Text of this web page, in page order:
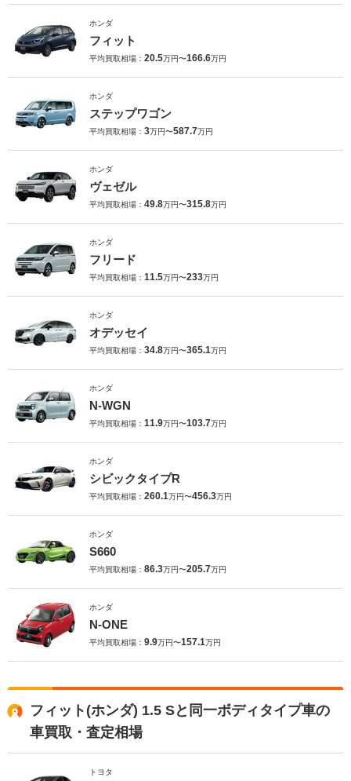
ホンダ
フィット
平均買取相場： 20.5万円〜166.6万円
ホンダ
ステップワゴン
平均買取相場： 3万円〜587.7万円
ホンダ
ヴェゼル
平均買取相場： 49.8万円〜315.8万円
ホンダ
フリード
平均買取相場： 11.5万円〜233万円
ホンダ
オデッセイ
平均買取相場： 34.8万円〜365.1万円
ホンダ
N-WGN
平均買取相場： 11.9万円〜103.7万円
ホンダ
シビックタイプR
平均買取相場： 260.1万円〜456.3万円
ホンダ
S660
平均買取相場： 86.3万円〜205.7万円
ホンダ
N-ONE
平均買取相場： 9.9万円〜157.1万円
フィット(ホンダ) 1.5 Sと同一ボディタイプ車の
車買取・査定相場
トヨタ